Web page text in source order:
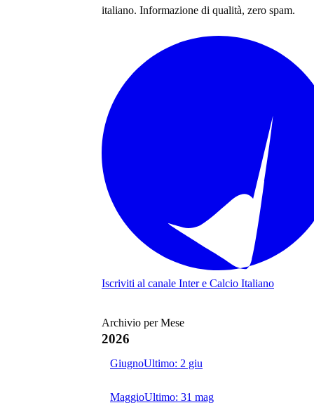
italiano. Informazione di qualità, zero spam.
Iscriviti al canale Inter e Calcio Italiano
Archivio per Mese
2026
GiugnoUltimo: 2 giu
MaggioUltimo: 31 mag